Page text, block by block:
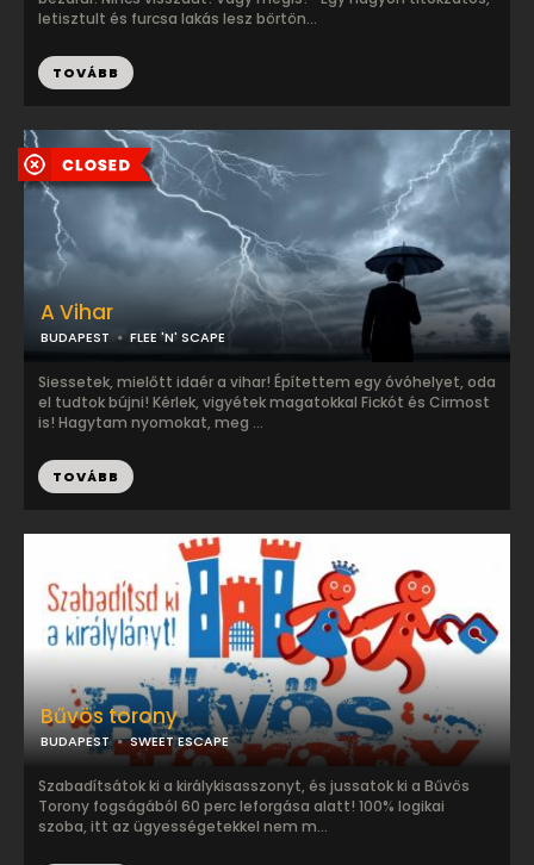
A Vihar
BUDAPEST FLEE 'N' SCAPE
Siessetek, mielőtt idaér a vihar! Építettem egy óvóhelyet, oda
el tudtok bújni! Kérlek, vigyétek magatokkal Fickót és Cirmost
is! Hagytam nyomokat, meg ...
TOVÁBB
letisztult és furcsa lakás lesz börtön...
TOVÁBB
Bűvös torony
BUDAPEST SWEET ESCAPE
Szabadítsátok ki a királykisasszonyt, és jussatok ki a Bűvös
Torony fogságából 60 perc leforgása alatt! 100% logikai
szoba, itt az ügyességetekkel nem m...